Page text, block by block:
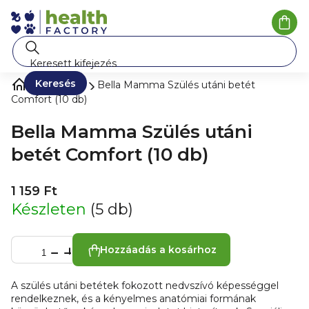
tartalomhoz
Keresés
Nőknek
Bella Mamma Szülés utáni betét
Comfort (10 db)
Bella Mamma Szülés utáni
betét Comfort (10 db)
1 159 Ft
Készleten (5 db)
Hozzáadás a kosárhoz
A szülés utáni betétek fokozott nedvszívó képességgel
rendelkeznek, és a kényelmes anatómiai formának